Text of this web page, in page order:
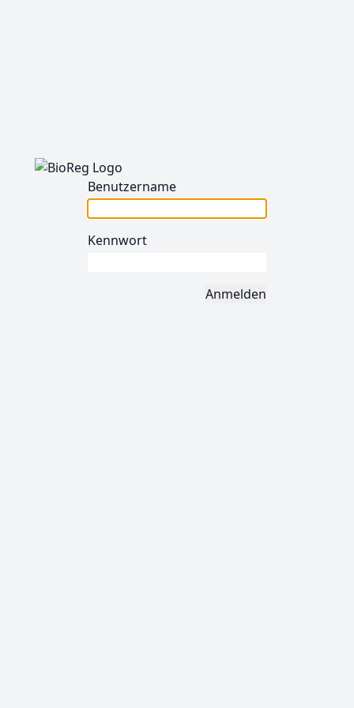
Benutzername
Kennwort
Anmelden